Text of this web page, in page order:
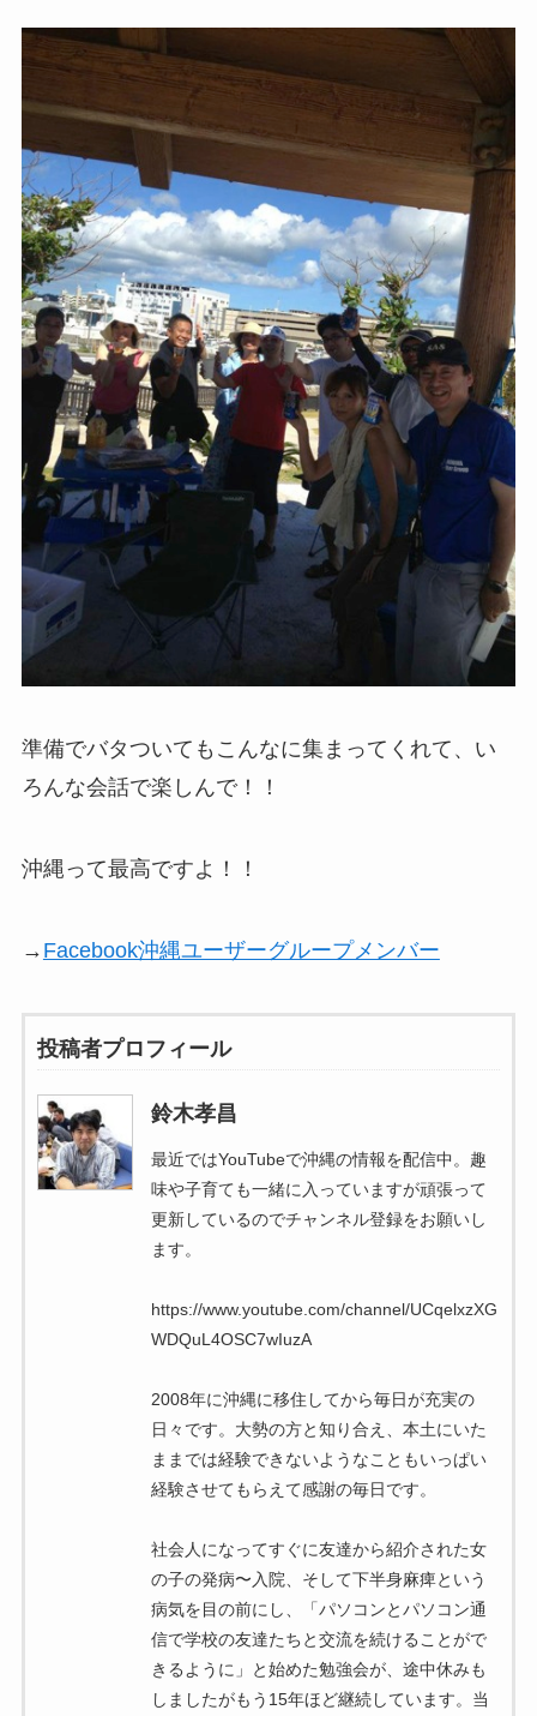
準備でバタついてもこんなに集まってくれて、い
ろんな会話で楽しんで！！
沖縄って最高ですよ！！
→ Facebook沖縄ユーザーグループメンバー
投稿者プロフィール
鈴木孝昌
最近ではYouTubeで沖縄の情報を配信中。趣
味や子育ても一緒に入っていますが頑張って
更新しているのでチャンネル登録をお願いし
ます。
https://www.youtube.com/channel/UCqelxzXG
WDQuL4OSC7wIuzA
2008年に沖縄に移住してから毎日が充実の
日々です。大勢の方と知り合え、本土にいた
ままでは経験できないようなこともいっぱい
経験させてもらえて感謝の毎日です。
社会人になってすぐに友達から紹介された女
の子の発病〜入院、そして下半身麻痺という
病気を目の前にし、「パソコンとパソコン通
信で学校の友達たちと交流を続けることがで
きるように」と始めた勉強会が、途中休みも
しましたがもう15年ほど継続しています。当